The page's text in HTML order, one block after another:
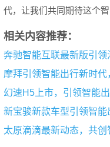
代，让我们共同期待这个智
相关内容推荐：
奔驰智能互联最新版引
摩拜引领智能出行新时
幻速H5上市，引领智能
新宝骏新款车型引领智能
太原滴滴最新动态，共